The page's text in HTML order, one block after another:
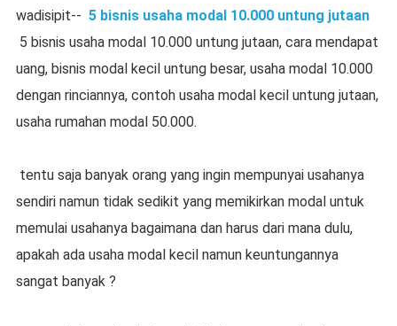
wadisipit-- 5 bisnis usaha modal 10.000 untung jutaan
5 bisnis usaha modal 10.000 untung jutaan, cara mendapat
uang, bisnis modal kecil untung besar, usaha modal 10.000
dengan rinciannya, contoh usaha modal kecil untung jutaan,
usaha rumahan modal 50.000.
tentu saja banyak orang yang ingin mempunyai usahanya
sendiri namun tidak sedikit yang memikirkan modal untuk
memulai usahanya bagaimana dan harus dari mana dulu,
apakah ada usaha modal kecil namun keuntungannya
sangat banyak ?